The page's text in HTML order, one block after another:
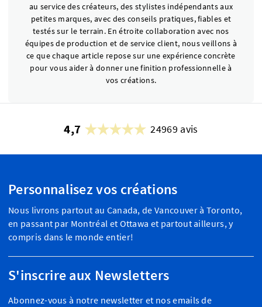
au service des créateurs, des stylistes indépendants aux
petites marques, avec des conseils pratiques, fiables et
testés sur le terrain. En étroite collaboration avec nos
équipes de production et de service client, nous veillons à
ce que chaque article repose sur une expérience concrète
pour vous aider à donner une finition professionnelle à
vos créations.
4,7 24969 avis
Personnalisez vos créations
Nous livrons partout au Canada, de Vancouver à Toronto,
en passant par Montréal et Ottawa et partout ailleurs, y
compris dans le monde entier!
S'inscrire aux Newsletters
Abonnez-vous à notre newsletter et nos emails de